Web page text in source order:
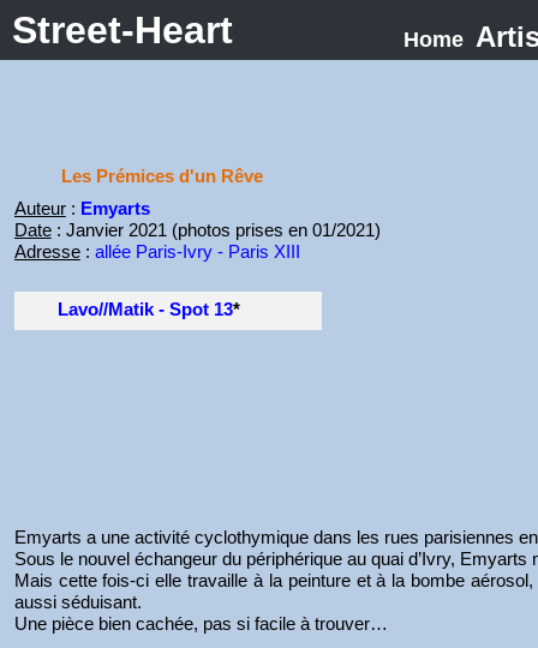
Street-Heart Home
Les Prémices d'un Rêve
Auteur: Emyarts
Date: Janvier 2021 (photos prises en 01/2021)
Adresse: allée Paris-Ivry - Paris XIII
Lavo//Matik - Spot 13*
Emyarts a une activité cyclothymique dans les rues parisiennes
Sous le nouvel échangeur du périphérique au quai d’Ivry,
Mais cette fois-ci elle travaille à la peinture et à la bombe
aussi séduisant.
Une pièce bien cachée, pas si facile à trouver…